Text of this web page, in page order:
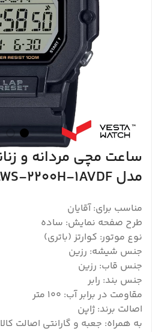
مدل LWS-2200H-1AVDF
مناسب برای: آقایان
طرح صفحه نمایش: ساده
نوع موتور: کوارتز (باتری)
جنس شیشه: رزین
جنس قاب: رزین
جنس بند: رابر
مقاومت در برابر آب: ۱۰۰ متر
اصالت برند: ژاپن
به همراه: جعبه و گارانتی اصالت کالا